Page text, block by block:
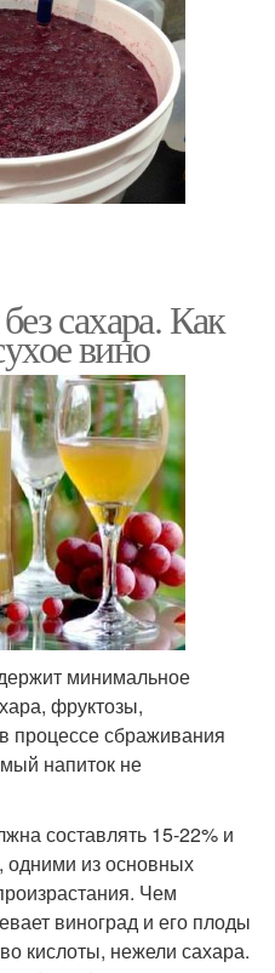
сахара. Как
вино
минимальное
фруктозы,
процессе сбраживания
напиток не
составлять 15-22% и
одними из основных
Чем
виноград и его плоды
кислоты, нежели сахара.